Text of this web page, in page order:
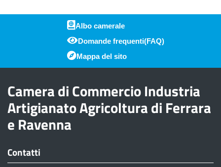
Piè di pagina
Albo camerale
Domande frequenti(FAQ)
Mappa del sito
Camera di Commercio Industria
Artigianato Agricoltura di Ferrara
e Ravenna
Contatti